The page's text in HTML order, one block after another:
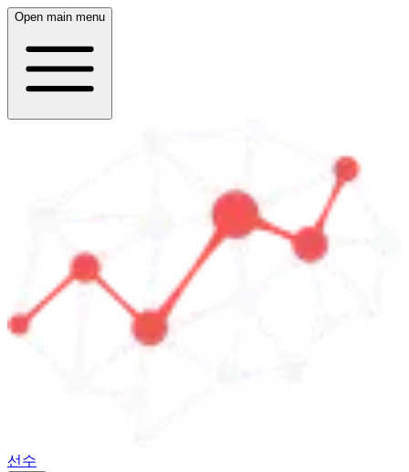
Open main menu
선수